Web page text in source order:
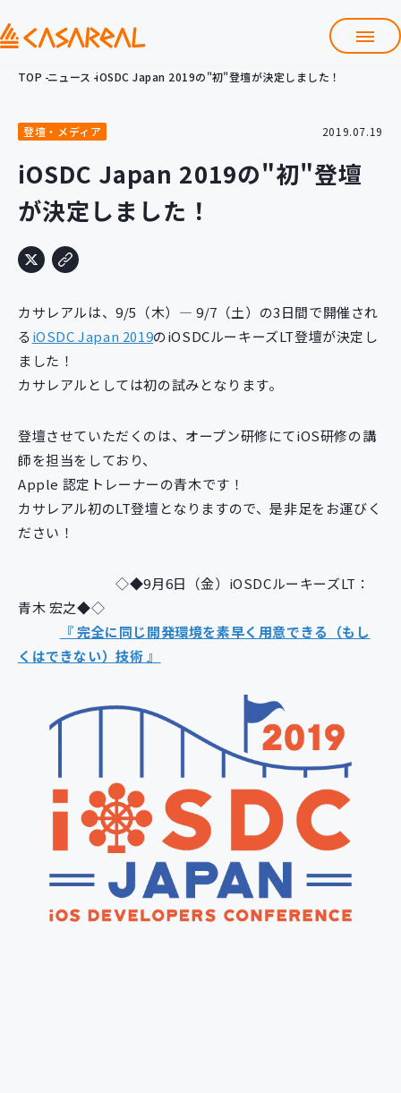
会社情報
サービス
プロダクト開発支援
クラウド導入支援
システム構築支援
研修サービス
定型コース 新入社員コース
カスタマイズコース
パッケージ開発
導入事例
イベント・セミナー
TOP ニュース iOSDC Japan 2019の"初"登壇が決定しました！
登壇・メディア 2019.07.19
iOSDC Japan 2019の"初"登壇
が決定しました！
カサレアルは、9/5（木）― 9/7（土）の3日間で開催され
るiOSDC Japan 2019のiOSDCルーキーズLT登壇が決定し
ました！
カサレアルとしては初の試みとなります。
登壇させていただくのは、オープン研修にてiOS研修の講
師を担当をしており、
Apple 認定トレーナーの青木です！
カサレアル初のLT登壇となりますので、是非足をお運びく
ださい！
◇◆9月6日（金）iOSDCルーキーズLT：
青木 宏之◆◇
『 完全に同じ開発環境を素早く用意できる（もし
くはできない）技術 』